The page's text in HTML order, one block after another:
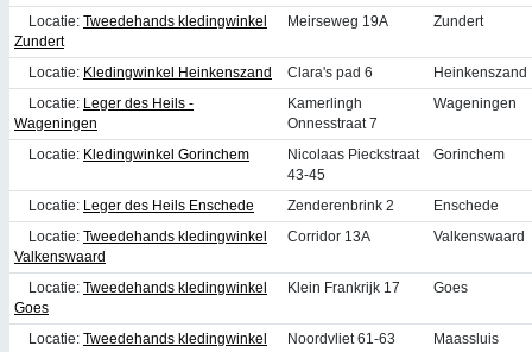
Locatie: Tweedehands kledingwinkel
Zundert
Meirseweg 19A Zundert
Locatie: Kledingwinkel Heinkenszand Clara's pad 6
Heinkenszand
Locatie: Leger des Heils -
Wageningen
Kamerlingh
Onnesstraat 7
Wageningen
Locatie: Kledingwinkel Gorinchem
Nicolaas Pieckstraat
43-45
Gorinchem
Locatie: Leger des Heils Enschede Zenderenbrink 2
Enschede
Locatie: Tweedehands kledingwinkel
Valkenswaard
Corridor 13A Valkenswaard
Locatie: Tweedehands kledingwinkel
Goes
Klein Frankrijk 17 Goes
Locatie: Tweedehands kledingwinkel
Noordvliet 61-63 Maassluis